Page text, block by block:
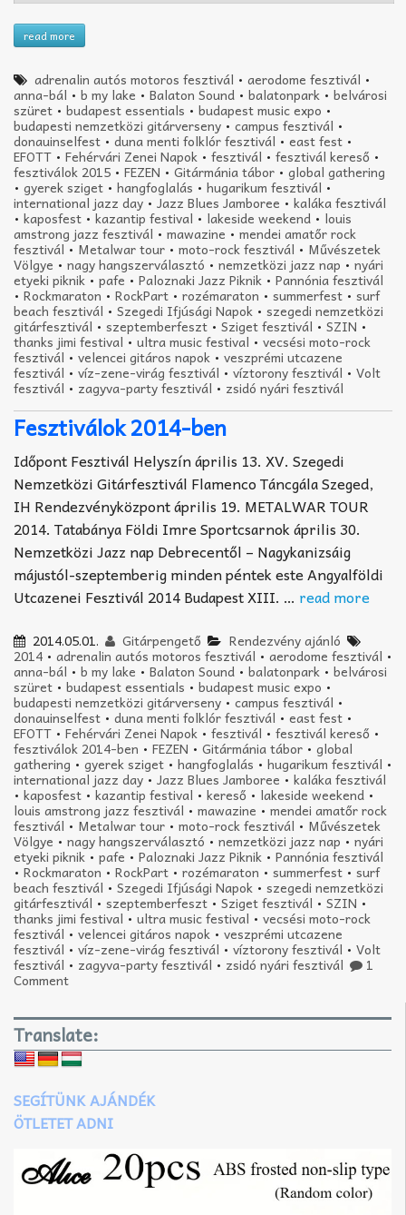
read more
adrenalin autós motoros fesztivál •aerodome fesztivál •
anna-bál • b my lake • Balaton Sound • balatonpark • belvárosi
szüret • budapest essentials • budapest music expo •
budapesti nemzetközi gitárverseny • campus fesztivál •
donauinselfest • duna menti folklór fesztivál • east fest •
EFOTT • Fehérvári Zenei Napok • fesztivál • fesztivál kereső •
fesztiválok 2015 • FEZEN • Gitármánia tábor • global gathering
• gyerek sziget • hangfoglalás • hugarikum fesztivál •
international jazz day• Jazz Blues Jamboree • kaláka fesztivál
• kaposfest •kazantip festival • lakeside weekend • louis
amstrong jazz fesztivál • mawazine • mendei amatőr rock
fesztivál•Metalwar tour • moto-rock fesztivál • Művészetek
Völgye • nagy hangszerválasztó • nemzetközi jazz nap • nyári
etyeki piknik• pafe• Paloznaki Jazz Piknik • Pannónia fesztivál
• Rockmaraton • RockPart • rozémaraton • summerfest • surf
beach fesztivál • Szegedi Ifjúsági Napok • szegedi nemzetközi
gitárfesztivál • szeptemberfeszt • Sziget fesztivál • SZIN •
thanks jimi festival • ultra music festival • vecsési moto-rock
fesztivál • velencei gitáros napok • veszprémi utcazene
fesztivál • víz-zene-virág fesztivál • víztorony fesztivál • Volt
fesztivál • zagyva-party fesztivál • zsidó nyári fesztivál
Fesztiválok 2014-ben
Időpont Fesztivál Helyszín április 13. XV. Szegedi
Nemzetközi Gitárfesztivál Flamenco Táncgála Szeged,
IH Rendezvényközpont április 19. METALWAR TOUR
2014. Tatabánya Földi Imre Sportcsarnok április 30.
Nemzetközi Jazz nap Debrecentől – Nagykanizsáig
májustól-szeptemberig minden péntek este Angyalföldi
Utcazenei Fesztivál 2014 Budapest XIII. … read more
2014.05.01. Gitárpengető Rendezvény ajánló
2014 • adrenalin autós motoros fesztivál • aerodome fesztivál •
anna-bál • b my lake • Balaton Sound • balatonpark • belvárosi
szüret • budapest essentials • budapest music expo •
budapesti nemzetközi gitárverseny • campus fesztivál •
donauinselfest • duna menti folklór fesztivál • east fest •
EFOTT • Fehérvári Zenei Napok • fesztivál • fesztivál kereső •
fesztiválok 2014-ben • FEZEN • Gitármánia tábor • global
gathering • gyerek sziget • hangfoglalás • hugarikum fesztivál •
international jazz day • Jazz Blues Jamboree • kaláka fesztivál
• kaposfest • kazantip festival • kereső • lakeside weekend •
louis amstrong jazz fesztivál • mawazine • mendei amatőr rock
fesztivál • Metalwar tour • moto-rock fesztivál • Művészetek
Völgye • nagy hangszerválasztó • nemzetközi jazz nap • nyári
etyeki piknik • pafe • Paloznaki Jazz Piknik • Pannónia fesztivál
• Rockmaraton • RockPart • rozémaraton • summerfest • surf
beach fesztivál • Szegedi Ifjúsági Napok • szegedi nemzetközi
gitárfesztivál • szeptemberfeszt • Sziget fesztivál • SZIN •
thanks jimi festival • ultra music festival • vecsési moto-rock
fesztivál • velencei gitáros napok • veszprémi utcazene
fesztivál • víz-zene-virág fesztivál • víztorony fesztivál • Volt
fesztivál • zagyva-party fesztivál • zsidó nyári fesztivál 1
Comment
Translate:
SEGÍTÜNK AJÁNDÉK
ÖTLETET ADNI